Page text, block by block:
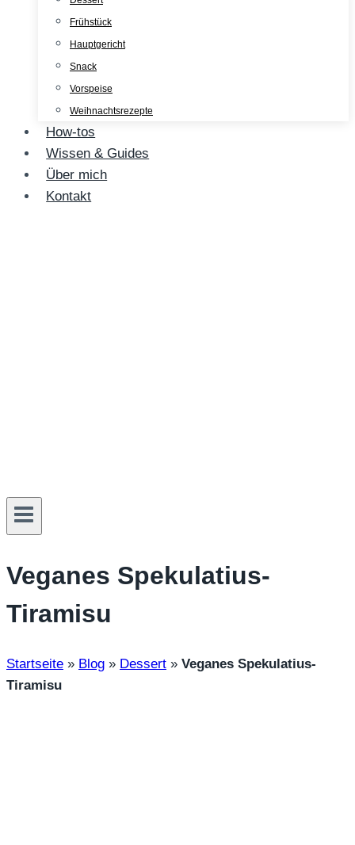
Frühstück
Hauptgericht
Snack
Vorspeise
Weihnachtsrezepte
How-tos
Wissen & Guides
Über mich
Kontakt
Veganes Spekulatius-
Tiramisu
Startseite » Blog » Dessert » Veganes Spekulatius-
Tiramisu